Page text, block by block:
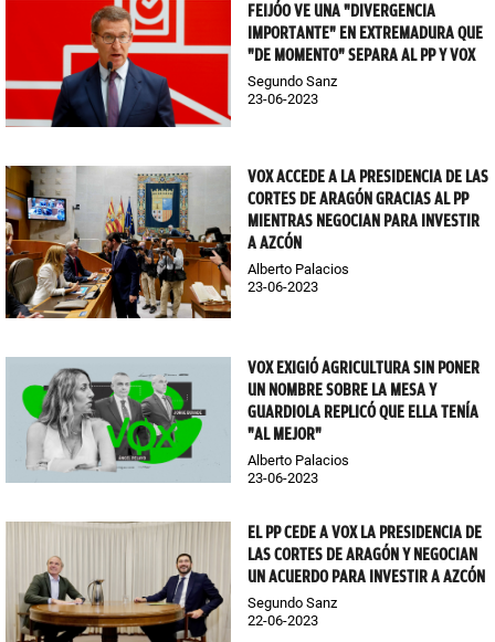
FEIJÓO VE UNA "DIVERGENCIA
IMPORTANTE" EN EXTREMADURA QUE
"DE MOMENTO" SEPARA AL PP Y VOX
Segundo Sanz
23-06-2023
VOX ACCEDE A LA PRESIDENCIA DE LAS
CORTES DE ARAGÓN GRACIAS AL PP
MIENTRAS NEGOCIAN PARA INVESTIR
A AZCÓN
Alberto Palacios
23-06-2023
VOX EXIGIÓ AGRICULTURA SIN PONER
UN NOMBRE SOBRE LA MESA Y
GUARDIOLA REPLICÓ QUE ELLA TENÍA
"AL MEJOR"
Alberto Palacios
23-06-2023
EL PP CEDE A VOX LA PRESIDENCIA DE
LAS CORTES DE ARAGÓN Y NEGOCIAN
UN ACUERDO PARA INVESTIR A AZCÓN
Segundo Sanz
22-06-2023